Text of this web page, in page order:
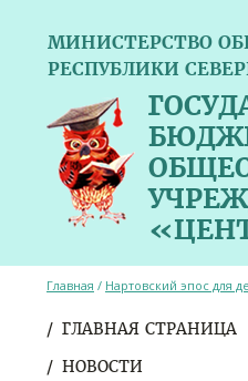
МИНИСТЕРСТВО
РЕСПУБЛИКИ
ГЛАВНАЯ СТРАНИЦА
НОВОСТИ
Главная / Нартовский эпос для